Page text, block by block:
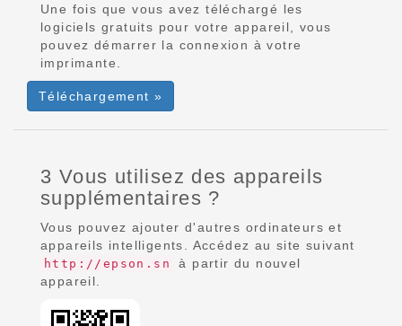
Une fois que vous avez téléchargé les
logiciels gratuits pour votre appareil, vous
pouvez démarrer la connexion à votre
imprimante.
Téléchargement »
3 Vous utilisez des appareils
supplémentaires ?
Vous pouvez ajouter d'autres ordinateurs et
appareils intelligents. Accédez au site suivant
http://epson.sn
à partir du nouvel
appareil.